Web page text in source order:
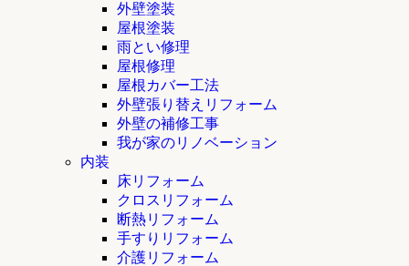
外壁塗装
屋根塗装
雨とい修理
屋根修理
屋根カバー工法
外壁張り替えリフォーム
外壁の補修工事
我が家のリノベーション
内装
床リフォーム
クロスリフォーム
断熱リフォーム
手すりリフォーム
介護リフォーム